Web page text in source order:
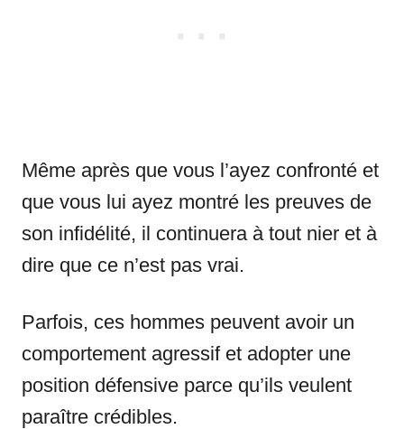
Même après que vous l’ayez confronté et
que vous lui ayez montré les preuves de
son infidélité, il continuera à tout nier et à
dire que ce n’est pas vrai.
Parfois, ces hommes peuvent avoir un
comportement agressif et adopter une
position défensive parce qu’ils veulent
paraître crédibles.